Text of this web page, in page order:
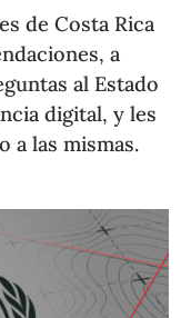
de Costa Rica
a
al Estado
digital, y les
a las mismas.